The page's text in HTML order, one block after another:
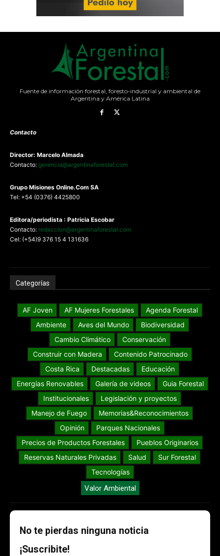
Fuente de información forestal, foresto-industrial y ambiental de
Argentina y América Latina
Contacto
Director: Marcelo Almada
Contacto: gerencia@argentinaforestal.com
Grupo Misiones Online.Com SA
Tel: +54 (0376) 4425800
Editora/periodista : Patricia Escobar
Contacto: redaccion@argentinaforestal.com
Cel: (+54)9 376 15 4 131636
Categorías
AF Joven AF Mujeres Forestales
Agenda Forestal
Ambiente
Aves del Mundo
Biodiversidad
Cambio Climático
Conservación
Construir con Madera
Contenido Patrocinado
Costa Rica
Destacadas
Educación
Energías Renovables
Galería de videos
Guia Forestal
Institucionales
Legislación y proyectos
Manejo de Fuego
Memorias&Reconocimientos
Opinión
Parques Nacionales
Precios de Productos Forestales
Pueblos Originarios
Reservas Naturales Privadas
Salud
Sur Forestal
Tecnologías
Valor Ambiental
No te pierdas ninguna noticia
¡Suscribite!